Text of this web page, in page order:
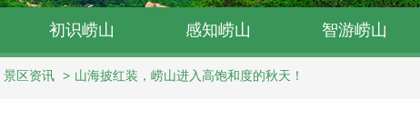
初识崂山 感知崂山 智游崂山
景区资讯 > 山海披红装，崂山进入高饱和度的秋天！